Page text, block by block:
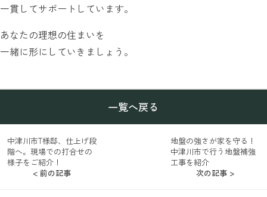
一貫してサポートしています。
あなたの理想の住まいを
一緒に形にしていきましょう。
< 前の記事
中津川市T様邸、仕上げ段
階へ。現場での打合せの
様子をご紹介！
一覧へ戻る
地盤の強さが家を守る！
中津川市で行う地盤補強
工事を紹介
次の記事 >